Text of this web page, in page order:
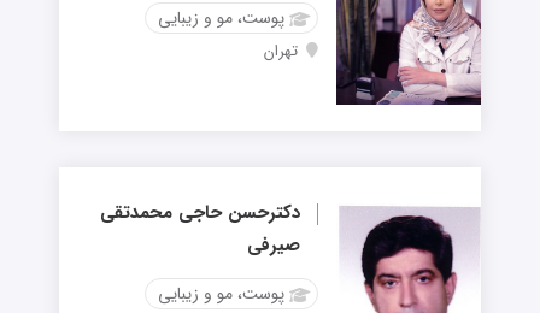
پوست، مو و زیبایی
تهران
دکترحسن حاجی محمدتقی
صیرفی
پوست، مو و زیبایی